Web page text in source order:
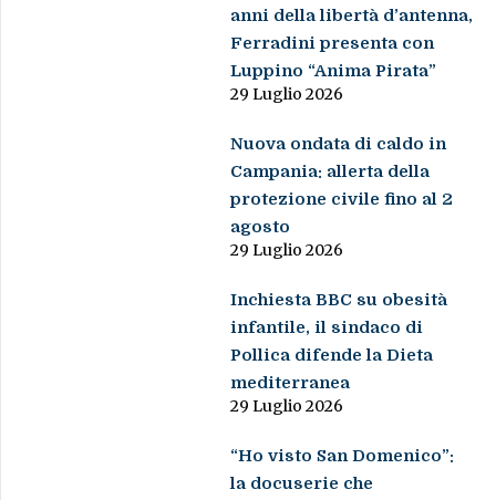
anni della libertà d’antenna,
Ferradini presenta con
Luppino “Anima Pirata”
29 Luglio 2026
Nuova ondata di caldo in
Campania: allerta della
protezione civile fino al 2
agosto
29 Luglio 2026
Inchiesta BBC su obesità
infantile, il sindaco di
Pollica difende la Dieta
mediterranea
29 Luglio 2026
“Ho visto San Domenico”:
la docuserie che